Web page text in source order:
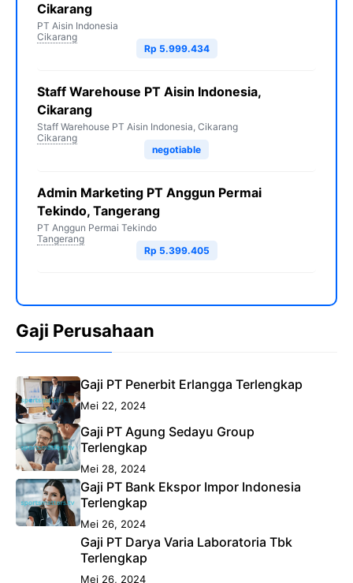
Cikarang
PT Aisin Indonesia
Cikarang
Rp 5.999.434
Staff Warehouse PT Aisin Indonesia,
Cikarang
Staff Warehouse PT Aisin Indonesia, Cikarang
Cikarang
negotiable
Admin Marketing PT Anggun Permai
Tekindo, Tangerang
PT Anggun Permai Tekindo
Tangerang
Rp 5.399.405
Gaji Perusahaan
Gaji PT Penerbit Erlangga Terlengkap
Mei 22, 2024
Gaji PT Agung Sedayu Group
Terlengkap
Mei 28, 2024
Gaji PT Bank Ekspor Impor Indonesia
Terlengkap
Mei 26, 2024
Gaji PT Darya Varia Laboratoria Tbk
Terlengkap
Mei 26, 2024